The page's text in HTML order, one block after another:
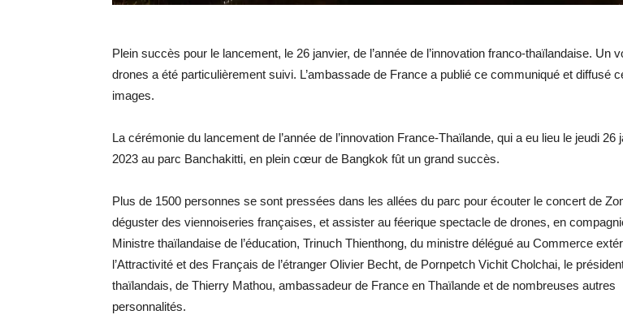
Plein succès pour le lancement, le 26 janvier, de l’année de l’innovation franco-thaïlandaise. Un
drones a été particulièrement suivi. L’ambassade de France a publié ce communiqué et diffusé
images.
La cérémonie du lancement de l’année de l’innovation France-Thaïlande, qui a eu lieu le jeudi 26
2023 au parc Banchakitti, en plein cœur de Bangkok fût un grand succès.
Plus de 1500 personnes se sont pressées dans les allées du parc pour écouter le concert de
déguster des viennoiseries françaises, et assister au féerique spectacle de drones, en
Ministre thaïlandaise de l’éducation, Trinuch Thienthong, du ministre délégué au Commerce
l’Attractivité et des Français de l’étranger Olivier Becht, de Pornpetch Vichit Cholchai, le
thaïlandais, de Thierry Mathou, ambassadeur de France en Thaïlande et de nombreuses autres
personnalités.